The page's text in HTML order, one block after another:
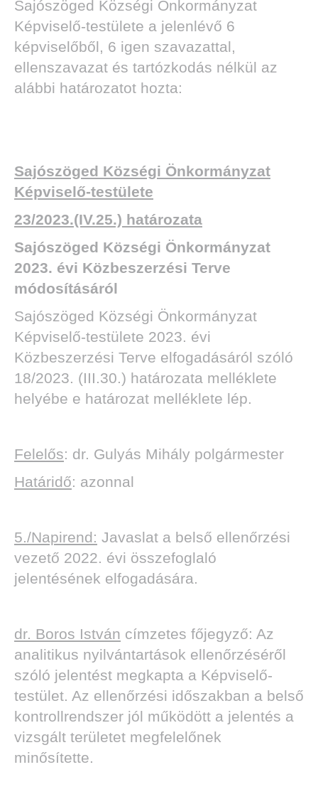
Sajószöged Községi Önkormányzat
Képviselő-testülete a jelenlévő 6
képviselőből, 6 igen szavazattal,
ellenszavazat és tartózkodás nélkül az
alábbi határozatot hozta:
Sajószöged Községi Önkormányzat
Képviselő-testülete
23/2023.(IV.25.) határozata
Sajószöged Községi Önkormányzat
2023. évi Közbeszerzési Terve
módosításáról
Sajószöged Községi Önkormányzat
Képviselő-testülete 2023. évi
Közbeszerzési Terve elfogadásáról szóló
18/2023. (III.30.) határozata melléklete
helyébe e határozat melléklete lép.
Felelős: dr. Gulyás Mihály polgármester
Határidő: azonnal
5./Napirend: Javaslat a belső ellenőrzési
vezető 2022. évi összefoglaló
jelentésének elfogadására.
dr. Boros István címzetes főjegyző: Az
analitikus nyilvántartások ellenőrzéséről
szóló jelentést megkapta a Képviselő-
testület. Az ellenőrzési időszakban a belső
kontrollrendszer jól működött a jelentés a
vizsgált területet megfelelőnek
minősítette.